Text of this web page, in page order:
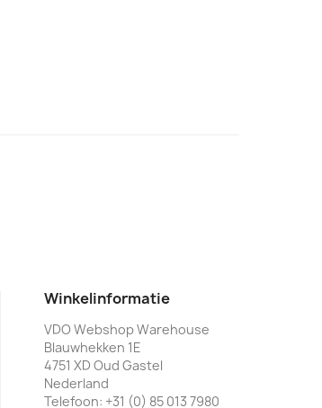
Winkelinformatie
VDO Webshop Warehouse
Blauwhekken 1E
4751 XD Oud Gastel
Nederland
Telefoon: +31 (0) 85 013 7980